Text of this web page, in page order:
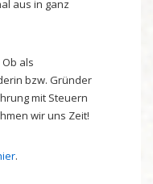
aus in ganz
als
bzw. Gründer
mit Steuern
wir uns Zeit!
.